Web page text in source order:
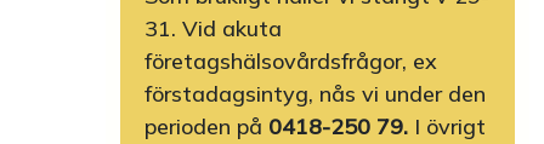
31. Vid akuta
företagshälsovårdsfrågor, ex
förstadagsintyg, nås vi under den
perioden på 0418-250 79. I övrigt